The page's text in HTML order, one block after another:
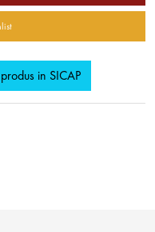
in SICAP